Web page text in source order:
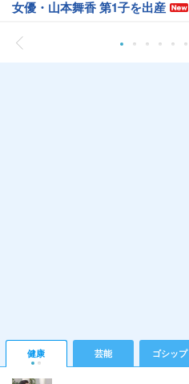
女優・山本舞香 第1子を出産
健康 芸能 ゴシップ